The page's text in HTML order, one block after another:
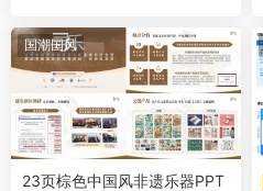
国潮国风
23页棕色中国风非遗乐器PPT